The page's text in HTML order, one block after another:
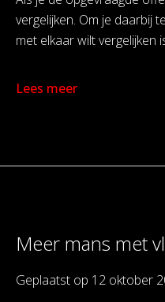
vergelijken. Om je daarbij
met elkaar wilt
Lees meer
Meer mans met
Geplaatst op 12 oktober